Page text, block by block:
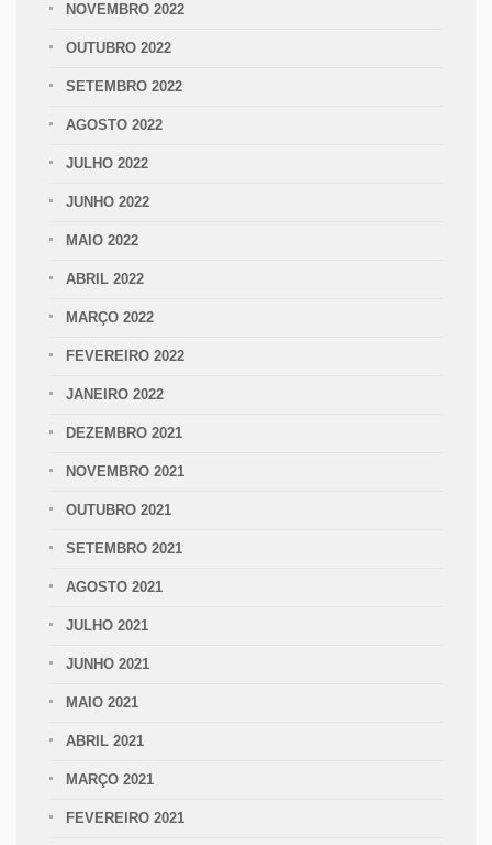
NOVEMBRO 2022
OUTUBRO 2022
SETEMBRO 2022
AGOSTO 2022
JULHO 2022
JUNHO 2022
MAIO 2022
ABRIL 2022
MARÇO 2022
FEVEREIRO 2022
JANEIRO 2022
DEZEMBRO 2021
NOVEMBRO 2021
OUTUBRO 2021
SETEMBRO 2021
AGOSTO 2021
JULHO 2021
JUNHO 2021
MAIO 2021
ABRIL 2021
MARÇO 2021
FEVEREIRO 2021